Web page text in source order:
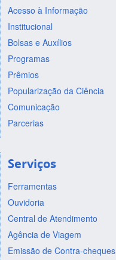
Acesso à Informação
Institucional
Bolsas e Auxílios
Programas
Prêmios
Popularização da Ciência
Comunicação
Parcerias
Serviços
Ferramentas
Ouvidoria
Central de Atendimento
Agência de Viagem
Emissão de Contra-cheques